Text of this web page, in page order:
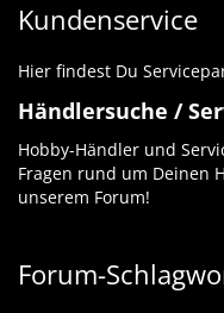
Kundenservice
Hier findest Du
Händlersuche /
Hobby-Händler und
Fragen rund um Deinen
unserem Forum!
Forum-